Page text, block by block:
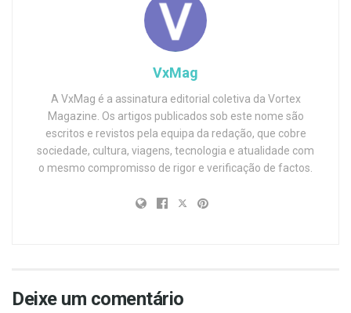
VxMag
A VxMag é a assinatura editorial coletiva da Vortex
Magazine. Os artigos publicados sob este nome são
escritos e revistos pela equipa da redação, que cobre
sociedade, cultura, viagens, tecnologia e atualidade com
o mesmo compromisso de rigor e verificação de factos.
Deixe um comentário